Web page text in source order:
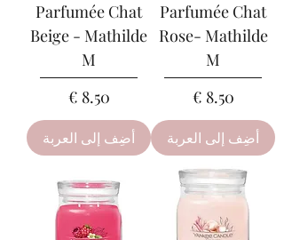
Parfumée Chat
Rose- Mathilde
M
السعر
أضِف إلى العربة
Parfumée Chat
Beige - Mathilde
M
السعر
أضِف إلى العربة